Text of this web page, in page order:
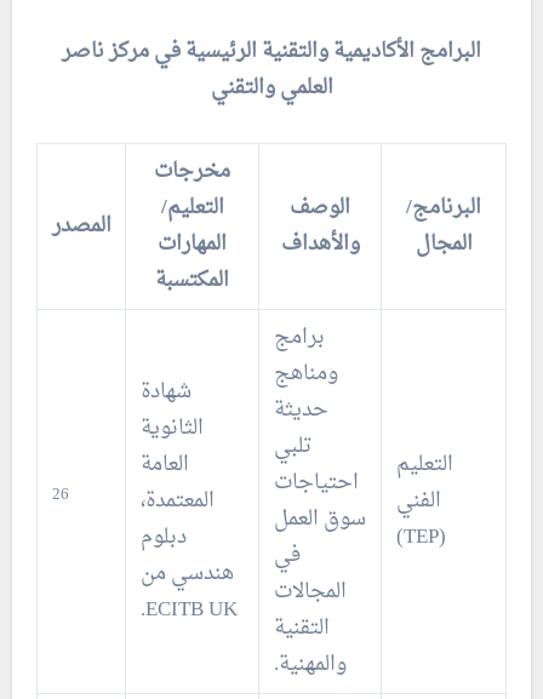
البرامج الأكاديمية والتقنية الرئيسية في مركز ناصر
العلمي والتقني
البرنامج/
المجال
الوصف
والأهداف
مخرجات
التعليم/
المهارات
المكتسبة
المصدر
التعليم
الفني
(TEP)
برامج
ومناهج
حديثة
تلبي
احتياجات
سوق العمل
في
المجالات
التقنية
والمهنية.
شهادة
الثانوية
العامة
المعتمدة،
دبلوم
هندسي من
ECITB UK.
26